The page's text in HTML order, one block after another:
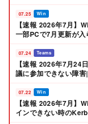
07.25 Win
【速報 2026年7月】
一部PCで7月更新が
07.24 Teams
【速報 2026年7月24
議に参加できない障
07.22 Win
【速報 2026年7月】
インできない時の